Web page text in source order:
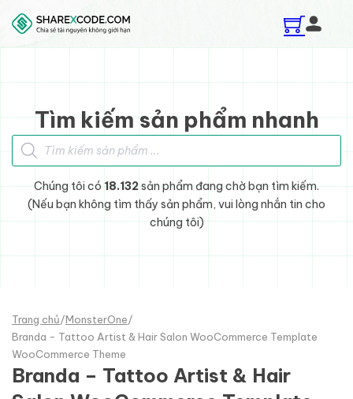
Skip to main content
Skip to footer
Tìm kiếm sản phẩm nhanh
Tìm kiếm sản phẩm
Chúng tôi có 18.132sản phẩm đang chờ bạn tìm kiếm.
(Nếu bạn không tìm thấy sản phẩm, vui lòng nhắn tin cho
chúng tôi)
Trang chủ/MonsterOne/
Branda - Tattoo Artist & Hair Salon WooCommerce Template
WooCommerce Theme
Branda – Tattoo Artist & Hair